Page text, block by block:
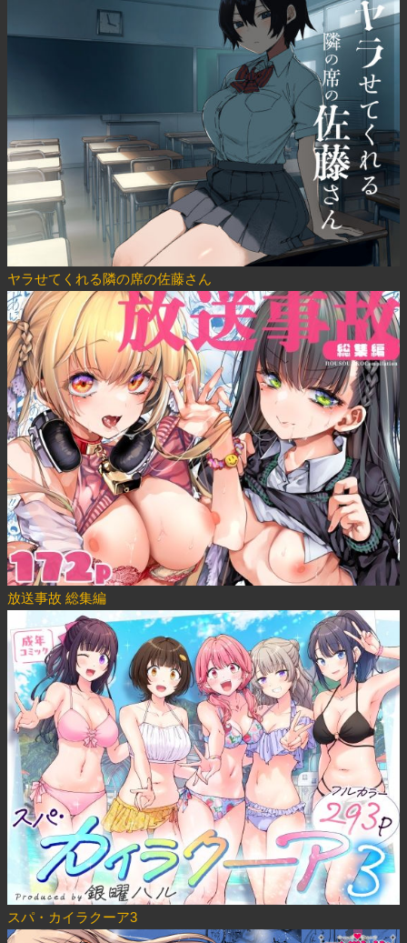
ヤラせてくれる隣の席の佐藤さん
放送事故 総集編
スパ・カイラクーア3